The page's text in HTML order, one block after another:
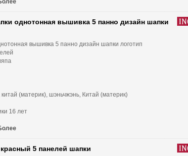
однотонная вышивка 5 панно дизайн шапки
вышивка 5 панно дизайн шапки логотип
(материк), шэньчжэнь, Китай (материк)
16 лет
5 панелей шапки